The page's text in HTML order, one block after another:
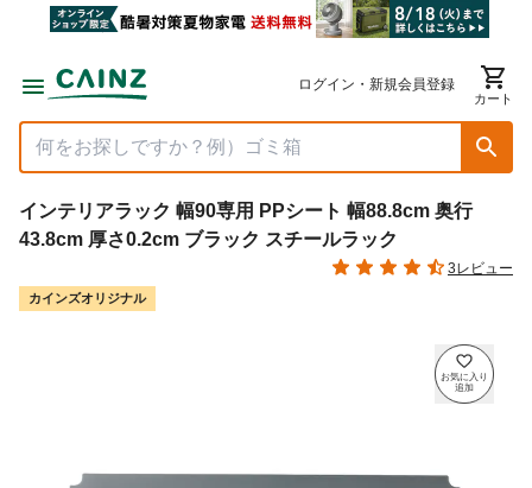
ログイン・新規会員登録
カート
インテリアラック 幅90専用 PPシート 幅88.8cm 奥行
43.8cm 厚さ0.2cm ブラック スチールラック
3レビュー
カインズオリジナル